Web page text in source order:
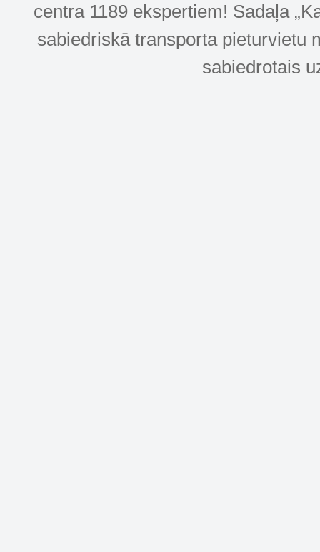
centra 1189 ekspertiem! Sadaļa
sabiedriskā transporta pieturvietu
sabiedrotais